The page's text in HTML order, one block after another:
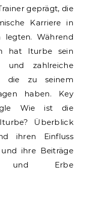
geprägt, die
Karriere in
legten. Während
hat Iturbe sein
und zahlreiche
die zu seinem
haben. Key
Wie ist die
Überblick
ihren Einfluss
ihre Beiträge
und Erbe